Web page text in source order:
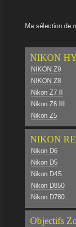
Ma sélection de
NIKON
NIKON Z9
NIKON Z8
Nikon Z7 II
Nikon Z6 III
Nikon Z5
NIKON
Nikon D6
Nikon D5
Nikon D4S
Nikon D850
Nikon D780
Objectifs